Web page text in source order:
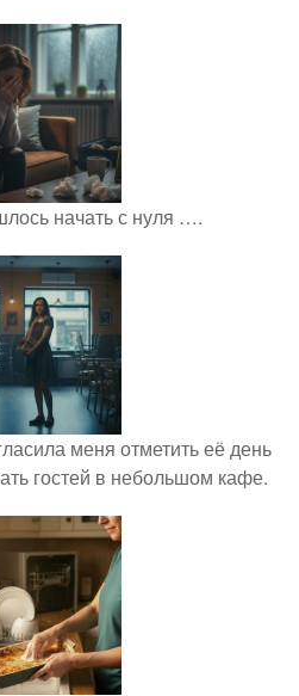
начать с нуля ….
меня отметить её день
гостей в небольшом кафе.